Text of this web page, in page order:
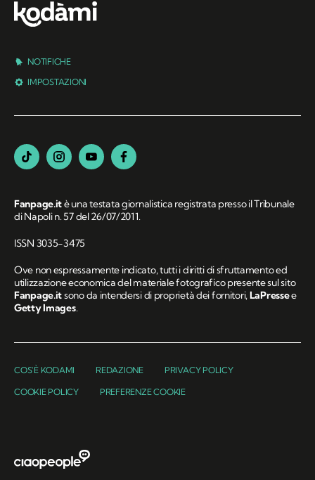
NOTIFICHE
IMPOSTAZIONI
Fanpage.itè una testata giornalistica registrata presso il Tribunale
di Napoli n. 57 del 26/07/2011.
ISSN 3035-3475
Ove non espressamente indicato, tutti i diritti di sfruttamento ed
utilizzazione economica del materiale fotografico presente sul sito
Fanpage.itsono da intendersi di proprietà dei fornitori,LaPressee
Getty Images.
COS'È KODAMI REDAZIONE PRIVACY POLICY
COOKIE POLICY PREFERENZE COOKIE